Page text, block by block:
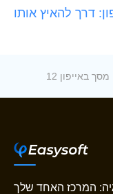
דרך להאיץ אותו
באייפון 12
המרכז האחד שלך